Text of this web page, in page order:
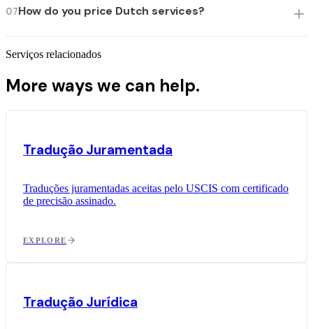
07How do you price Dutch services?
Serviços relacionados
More ways we can help.
Tradução Juramentada
Traduções juramentadas aceitas pelo USCIS com certificado
de precisão assinado.
EXPLORE
Tradução Jurídica